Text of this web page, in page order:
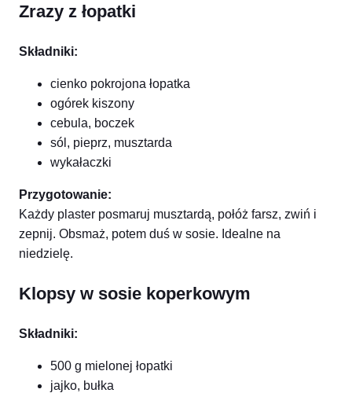
Zrazy z łopatki
Składniki:
cienko pokrojona łopatka
ogórek kiszony
cebula, boczek
sól, pieprz, musztarda
wykałaczki
Przygotowanie:
Każdy plaster posmaruj musztardą, połóż farsz, zwiń i
zepnij. Obsmaż, potem duś w sosie. Idealne na
niedzielę.
Klopsy w sosie koperkowym
Składniki:
500 g mielonej łopatki
jajko, bułka